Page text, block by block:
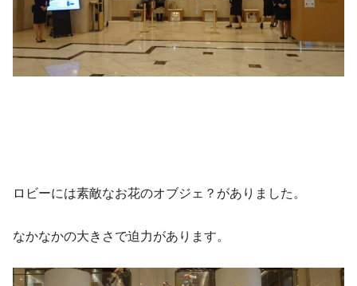
ロビーには素敵なお花のオブジェ？がありました。
なかなかの大きさで迫力があります。